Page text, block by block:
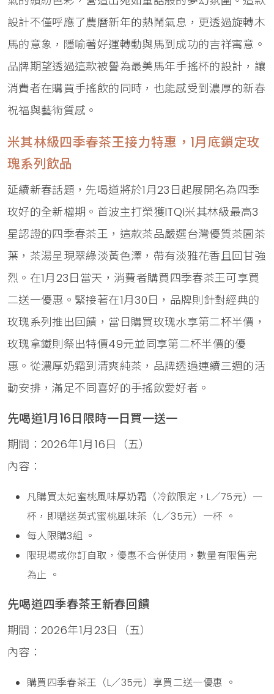
設計不僅呼應了農曆新年的熱鬧氣息，更透過旋轉木
馬的意象，隱喻著好運轉動與馬到成功的吉祥寓意。
品牌期望透過這款被譽為最美馬年手搖杯的設計，讓
消費者在購買手搖飲的同時，也能感受到濃厚的新春
祝福與藝術質感。
米其林級四季春茶王接力特惠，1月底鎖定玫
瑰系列飲品
延續新春話題，先喝道將於1月23日起展開名為四季
玫好的全新檔期。首波主打榮獲ITQI米其林級最高3
星認證的四季春茶王，這款茶品嚴選台灣優質茶園茶
葉，茶湯呈現翠綠淡黃色澤，帶有淡雅花香且回甘強
烈。在1月23日當天，消費者購買四季春茶王可享買
二送一優惠。緊接著在1月30日，品牌則針對經典的
玫瑰系列推出回饋，當日購買玫瑰水享第二杯半價，
玫瑰拿鐵則祭出特價49元並同享第二杯半價的優
惠。從濃厚奶霜到清爽純茶，品牌透過連續三週的活
動安排，滿足不同喜好的手搖飲愛好者。
先喝道1月16日限時一日買一送一
期間：2026年1月16日（五）
內容：
凡購買太妃蜜桃風味厚奶霜（冷飲限定，L／75元）一
杯，即贈送英式蜜桃風味茶（L／35元）一杯 。
每人限購3組 。
限現場或你訂自取，優惠不合併使用，數量有限售完
為止 。
先喝道四季春茶王新春回饋
期間：2026年1月23日（五）
內容：
購買四季春茶王（L／35元）享買二送一優惠 。